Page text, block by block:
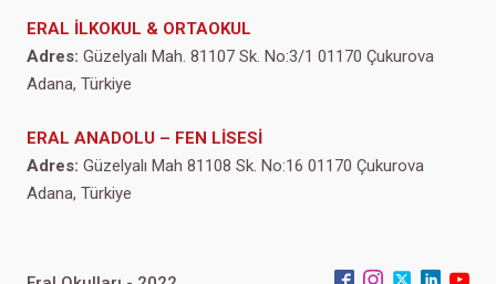
ERAL İLKOKUL & ORTAOKUL
Adres: Güzelyalı Mah. 81107 Sk. No:3/1 01170 Çukurova
Adana, Türkiye
ERAL ANADOLU – FEN LİSESİ
Adres: Güzelyalı Mah 81108 Sk. No:16 01170 Çukurova
Adana, Türkiye